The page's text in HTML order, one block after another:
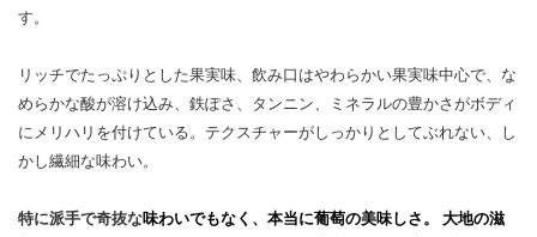
す。
リッチでたっぷりとした果実味、飲み口はやわらかい果実味中心で、な
めらかな酸が溶け込み、鉄ぽさ、タンニン、ミネラルの豊かさがボディ
にメリハリを付けている。テクスチャーがしっかりとしてぶれない、し
かし繊細な味わい。
特に派手で奇抜な味わいでもなく、本当に葡萄の美味しさ。 大地の滋